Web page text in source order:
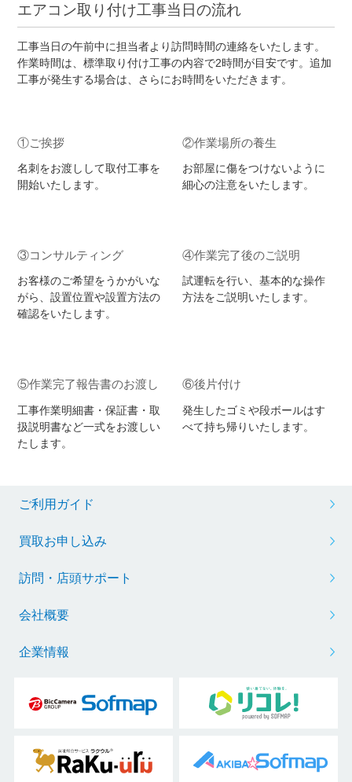
エアコン取り付け工事当日の流れ
工事当日の午前中に担当者より訪問時間の連絡をいたします。
作業時間は、標準取り付け工事の内容で2時間が目安です。追加
工事が発生する場合は、さらにお時間をいただきます。
①ご挨拶
名刺をお渡しして取付工事を
開始いたします。
②作業場所の養生
お部屋に傷をつけないように
細心の注意をいたします。
③コンサルティング
お客様のご希望をうかがいな
がら、設置位置や設置方法の
確認をいたします。
④作業完了後のご説明
試運転を行い、基本的な操作
方法をご説明いたします。
⑤作業完了報告書のお渡し
工事作業明細書・保証書・取
扱説明書など一式をお渡しい
たします。
⑥後片付け
発生したゴミや段ボールはす
べて持ち帰りいたします。
ご利用ガイド
買取お申し込み
訪問・店頭サポート
会社概要
企業情報